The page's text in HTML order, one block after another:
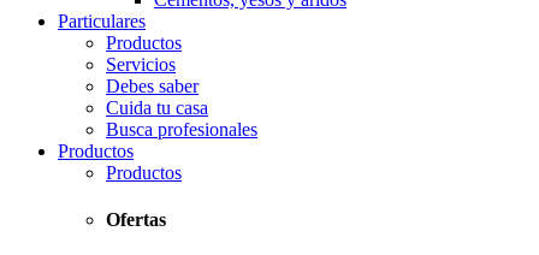
Particulares
Productos
Servicios
Debes saber
Cuida tu casa
Busca profesionales
Productos
Productos
Ofertas